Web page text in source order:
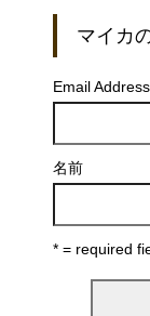
マイカ
Email Address
名前
* = required